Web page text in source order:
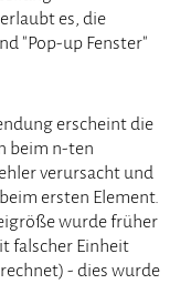
es, die
"Pop-up Fenster"
erscheint die
beim n-ten
verursacht und
ersten Element.
wurde früher
falscher Einheit
- dies wurde